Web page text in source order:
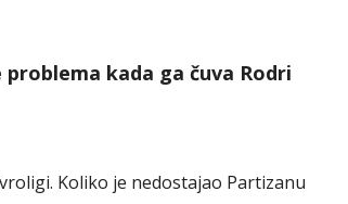
kada ga čuva Rodri
Koliko je nedostajao Partizanu